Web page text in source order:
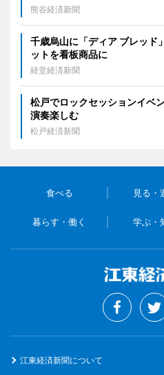
熊谷経済新聞
千歳烏山に「ディア ブレッ
ットを看板商品に
経堂経済新聞
松戸でロックセッションイ
演奏楽しむ
松戸経済新聞
食べる 見る・
暮らす・働く 学ぶ・
江東経済新聞について